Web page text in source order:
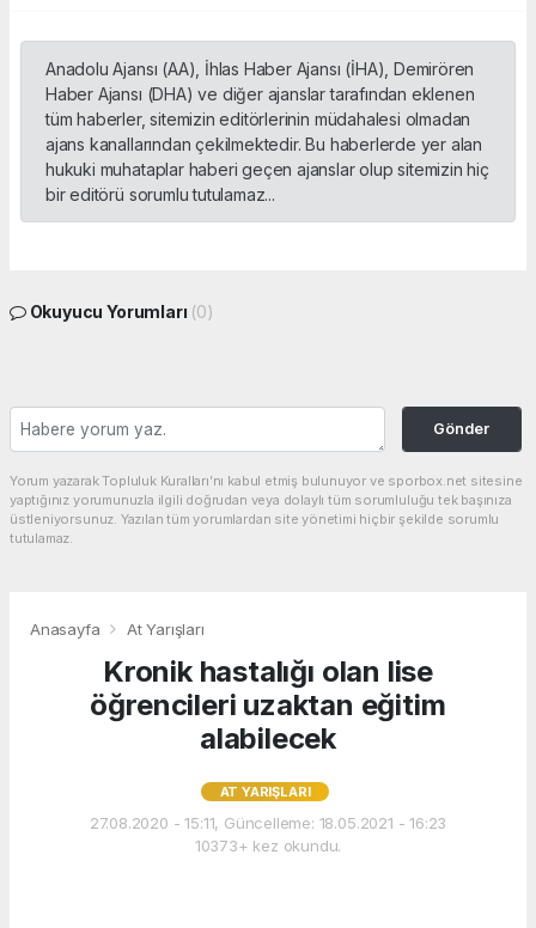
Anadolu Ajansı (AA), İhlas Haber Ajansı (İHA), Demirören
Haber Ajansı (DHA) ve diğer ajanslar tarafından eklenen
tüm haberler, sitemizin editörlerinin müdahalesi olmadan
ajans kanallarından çekilmektedir. Bu haberlerde yer alan
hukuki muhataplar haberi geçen ajanslar olup sitemizin hiç
bir editörü sorumlu tutulamaz...
Okuyucu Yorumları (0)
Gönder
Yorum yazarak Topluluk Kuralları’nı kabul etmiş bulunuyor ve sporbox.net sitesine
yaptığınız yorumunuzla ilgili doğrudan veya dolaylı tüm sorumluluğu tek başınıza
üstleniyorsunuz. Yazılan tüm yorumlardan site yönetimi hiçbir şekilde sorumlu
tutulamaz.
Anasayfa At Yarışları
Kronik hastalığı olan lise
öğrencileri uzaktan eğitim
alabilecek
AT YARIŞLARI
27.08.2020 - 15:11, Güncelleme: 18.05.2021 - 16:23
10373+ kez okundu.